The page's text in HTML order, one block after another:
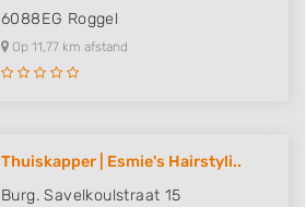
6088EG Roggel
Op 11,77 km afstand
Thuiskapper | Esmie's Hairstyli..
Burg. Savelkoulstraat 15